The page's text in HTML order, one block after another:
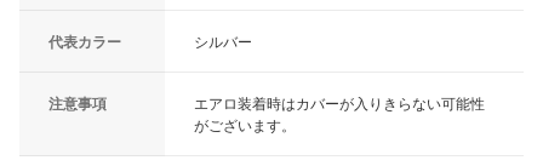
代表カラー シルバー
注意事項
エアロ装着時はカバーが入りきらない可能性
がございます。